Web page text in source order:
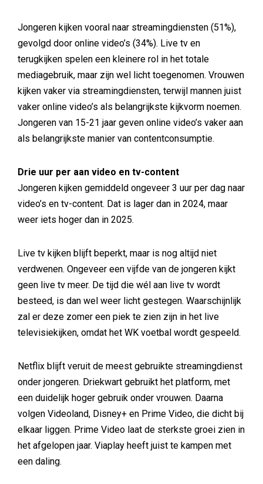
Jongeren kijken vooral naar streamingdiensten (51%),
gevolgd door online video’s (34%). Live tv en
terugkijken spelen een kleinere rol in het totale
mediagebruik, maar zijn wel licht toegenomen. Vrouwen
kijken vaker via streamingdiensten, terwijl mannen juist
vaker online video’s als belangrijkste kijkvorm noemen.
Jongeren van 15-21 jaar geven online video’s vaker aan
als belangrijkste manier van contentconsumptie.
Drie uur per aan video en tv-content
Jongeren kijken gemiddeld ongeveer 3 uur per dag naar
video’s en tv-content. Dat is lager dan in 2024, maar
weer iets hoger dan in 2025.
Live tv kijken blijft beperkt, maar is nog altijd niet
verdwenen. Ongeveer een vijfde van de jongeren kijkt
geen live tv meer. De tijd die wél aan live tv wordt
besteed, is dan wel weer licht gestegen. Waarschijnlijk
zal er deze zomer een piek te zien zijn in het live
televisiekijken, omdat het WK voetbal wordt gespeeld.
Netflix blijft veruit de meest gebruikte streamingdienst
onder jongeren. Driekwart gebruikt het platform, met
een duidelijk hoger gebruik onder vrouwen. Daarna
volgen Videoland, Disney+ en Prime Video, die dicht bij
elkaar liggen. Prime Video laat de sterkste groei zien in
het afgelopen jaar. Viaplay heeft juist te kampen met
een daling.